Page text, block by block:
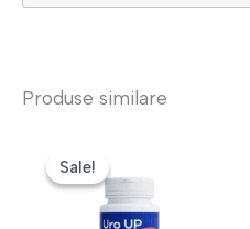
Produse similare
Sale!
Sale!